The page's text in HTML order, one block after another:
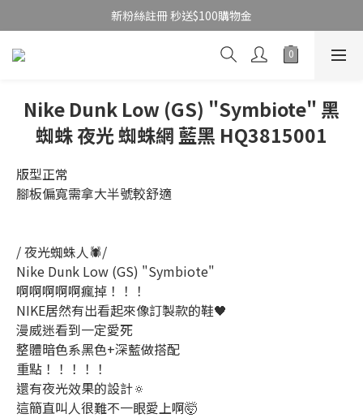
新粉絲註冊 秒送$100購物金
Nike Dunk Low (GS) "Symbiote" 黑
蜘蛛 夜光 蜘蛛網 藍黑 HQ3815001
版型正常
腳板偏寬需拿大半號較舒適
/ 夜光蜘蛛人🕷️/
Nike Dunk Low (GS) "Symbiote"
啊啊啊啊啊瘋掉！！！
NIKE居然有出看起來像訂製款的鞋🖤
漫威迷看到一定愛死
整體暗色系黑色+深藍做搭配
重點！！！！！
還有夜光效果的設計🔅
這簡直叫人很難不一眼愛上啊🤯